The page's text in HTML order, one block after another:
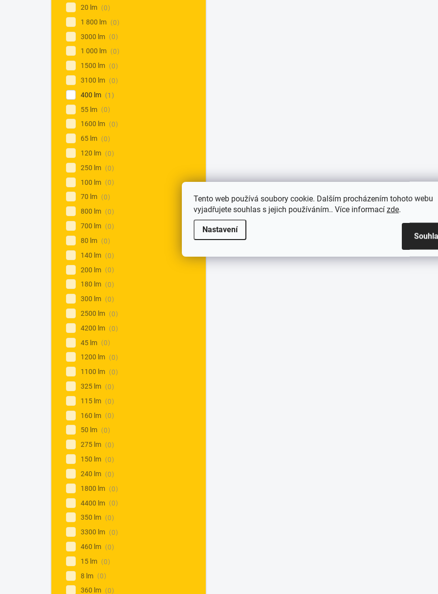
Tento web používá soubory cookie. Dalším procházením tohoto webu
vyjadřujete souhlas s jejich používáním.. Více informací zde.
Nastavení
20 lm
0
1 800 lm
0
3000 lm
0
1 000 lm
0
1500 lm
0
3100 lm
0
400 lm
1
55 lm
0
1600 lm
0
65 lm
0
120 lm
0
250 lm
0
100 lm
0
70 lm
0
800 lm
0
700 lm
0
80 lm
0
140 lm
0
200 lm
0
180 lm
0
300 lm
0
2500 lm
0
4200 lm
0
45 lm
0
1200 lm
0
1100 lm
0
325 lm
0
115 lm
0
160 lm
0
50 lm
0
275 lm
0
150 lm
0
240 lm
0
1800 lm
0
4400 lm
0
350 lm
0
3300 lm
0
460 lm
0
15 lm
0
8 lm
0
360 lm
0